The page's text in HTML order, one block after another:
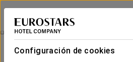
Configuración de cookies
Áurea Legends
PRAGA
City Tour